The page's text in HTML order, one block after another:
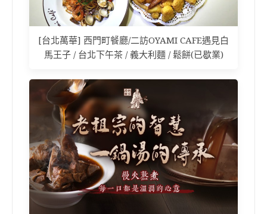
[台北萬華] 西門町餐廳/二訪OYAMI CAFE遇見白
馬王子 / 台北下午茶 / 義大利麵 / 鬆餅(已歇業)